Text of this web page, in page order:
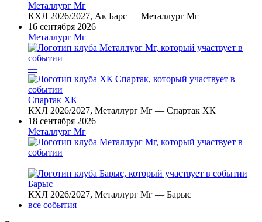
Металлург Мг
КХЛ 2026/2027, Ак Барс — Металлург Мг
16 сентября 2026
Металлург Мг
—
Спартак ХК
КХЛ 2026/2027, Металлург Мг — Спартак ХК
18 сентября 2026
Металлург Мг
—
Барыс
КХЛ 2026/2027, Металлург Мг — Барыс
все события